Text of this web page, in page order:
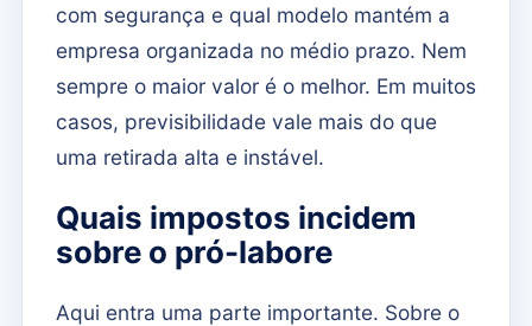
com segurança e qual modelo mantém a
empresa organizada no médio prazo. Nem
sempre o maior valor é o melhor. Em muitos
casos, previsibilidade vale mais do que
uma retirada alta e instável.
Quais impostos incidem
sobre o pró-labore
Aqui entra uma parte importante. Sobre o